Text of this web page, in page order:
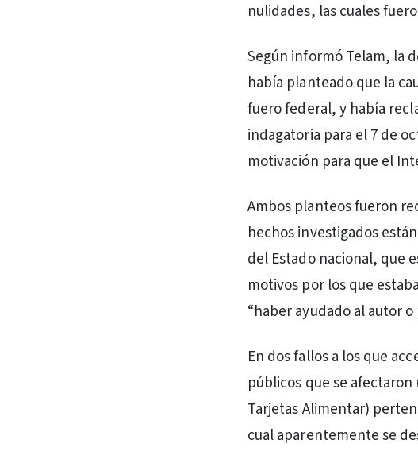
nulidades, las cuales
Según informó Telam, la
había planteado que la
fuero federal, y había
indagatoria para el 7 de
motivación para que el
Ambos planteos fueron
hechos investigados
del Estado nacional, que
motivos por los que
“haber ayudado al autor
En dos fallos a los que
públicos que se
Tarjetas Alimentar)
cual aparentemente se